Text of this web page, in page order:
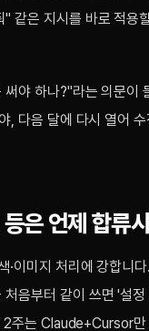
같은 지시를 바로 적용
야 하나?"라는 의문이
, 다음 달에 다시 열어
언제 합류
·이미지 처리에 강합
음부터 같이 쓰면 '설
2주는 Claude+Cursor만